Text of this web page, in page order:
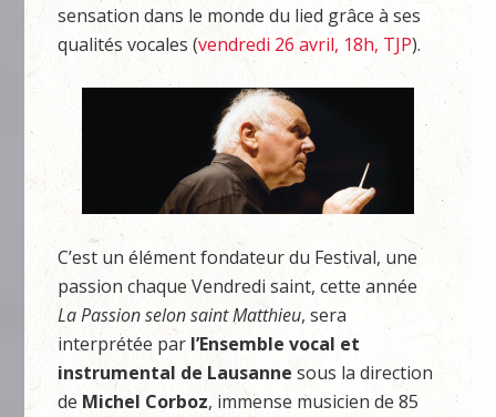
sensation dans le monde du lied grâce à ses
qualités vocales (vendredi 26 avril, 18h, TJP).
C’est un élément fondateur du Festival, une
passion chaque Vendredi saint, cette année
La Passion selon saint Matthieu, sera
interprétée par l’Ensemble vocal et
instrumental de Lausanne sous la direction
de Michel Corboz, immense musicien de 85